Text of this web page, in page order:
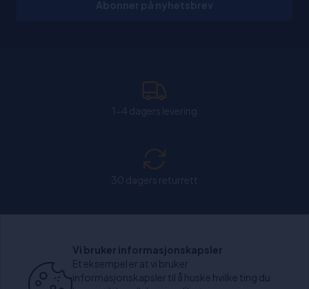
Chat: Åpen alle hverdager fra kl. 11:00-15:30.
Vi bruker informasjonskapsler
Et eksempel er at vi bruker
informasjonskapsler til å huske hvilke ting du